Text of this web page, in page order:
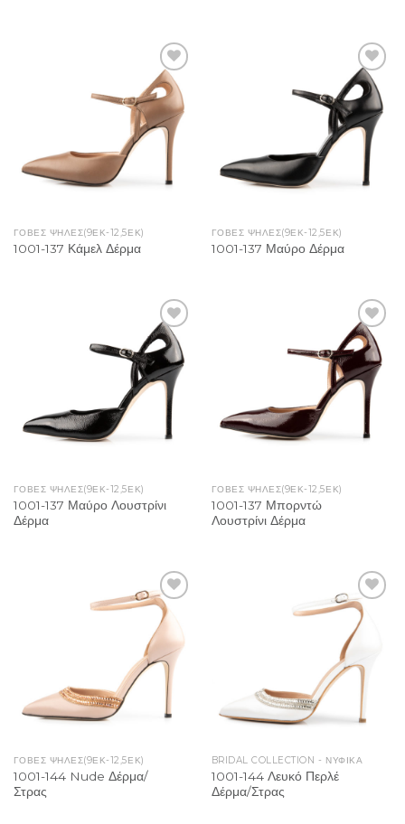
Add to
Wishlist
ΓΌΒΕΣ ΨΗΛΈΣ(9ΕΚ-12,5ΕΚ)
1001-137 Κάμελ Δέρμα
Add to
Wishlist
ΓΌΒΕΣ ΨΗΛΈΣ(9ΕΚ-12,5ΕΚ)
1001-137 Μαύρο Δέρμα
Add to
Wishlist
ΓΌΒΕΣ ΨΗΛΈΣ(9ΕΚ-12,5ΕΚ)
1001-137 Μαύρο Λουστρίνι
Δέρμα
Add to
Wishlist
ΓΌΒΕΣ ΨΗΛΈΣ(9ΕΚ-12,5ΕΚ)
1001-137 Μπορντώ
Λουστρίνι Δέρμα
Add to
Wishlist
ΓΌΒΕΣ ΨΗΛΈΣ(9ΕΚ-12,5ΕΚ)
1001-144 Nude Δέρμα/
Στρας
Add to
Wishlist
BRIDAL COLLECTION - ΝΥΦΙΚΑ
1001-144 Λευκό Περλέ
Δέρμα/Στρας